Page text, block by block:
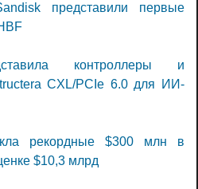
представили первые
контроллеры и
CXL/PCIe 6.0 для ИИ-
рекордные $300 млн в
$10,3 млрд